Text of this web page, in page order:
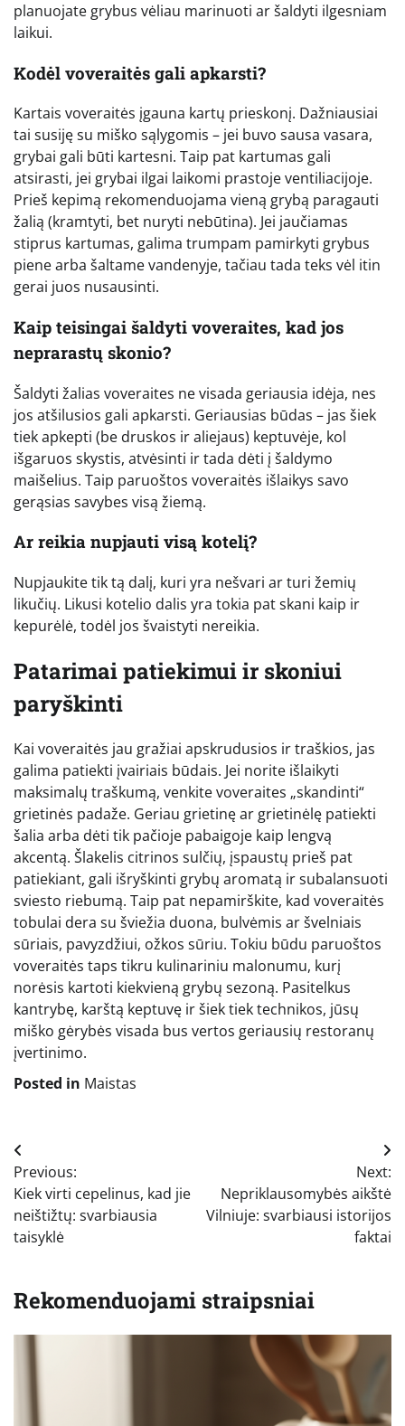
planuojate grybus vėliau marinuoti ar šaldyti ilgesniam
laikui.
Kodėl voveraitės gali apkarsti?
Kartais voveraitės įgauna kartų prieskonį. Dažniausiai
tai susiję su miško sąlygomis – jei buvo sausa vasara,
grybai gali būti kartesni. Taip pat kartumas gali
atsirasti, jei grybai ilgai laikomi prastoje ventiliacijoje.
Prieš kepimą rekomenduojama vieną grybą paragauti
žalią (kramtyti, bet nuryti nebūtina). Jei jaučiamas
stiprus kartumas, galima trumpam pamirkyti grybus
piene arba šaltame vandenyje, tačiau tada teks vėl itin
gerai juos nusausinti.
Kaip teisingai šaldyti voveraites, kad jos
neprarastų skonio?
Šaldyti žalias voveraites ne visada geriausia idėja, nes
jos atšilusios gali apkarsti. Geriausias būdas – jas šiek
tiek apkepti (be druskos ir aliejaus) keptuvėje, kol
išgaruos skystis, atvėsinti ir tada dėti į šaldymo
maišelius. Taip paruoštos voveraitės išlaikys savo
gerąsias savybes visą žiemą.
Ar reikia nupjauti visą kotelį?
Nupjaukite tik tą dalį, kuri yra nešvari ar turi žemių
likučių. Likusi kotelio dalis yra tokia pat skani kaip ir
kepurėlė, todėl jos švaistyti nereikia.
Patarimai patiekimui ir skoniui
paryškinti
Kai voveraitės jau gražiai apskrudusios ir traškios, jas
galima patiekti įvairiais būdais. Jei norite išlaikyti
maksimalų traškumą, venkite voveraites „skandinti“
grietinės padaže. Geriau grietinę ar grietinėlę patiekti
šalia arba dėti tik pačioje pabaigoje kaip lengvą
akcentą. Šlakelis citrinos sulčių, įspaustų prieš pat
patiekiant, gali išryškinti grybų aromatą ir subalansuoti
sviesto riebumą. Taip pat nepamirškite, kad voveraitės
tobulai dera su šviežia duona, bulvėmis ar švelniais
sūriais, pavyzdžiui, ožkos sūriu. Tokiu būdu paruoštos
voveraitės taps tikru kulinariniu malonumu, kurį
norėsis kartoti kiekvieną grybų sezoną. Pasitelkus
kantrybę, karštą keptuvę ir šiek tiek technikos, jūsų
miško gėrybės visada bus vertos geriausių restoranų
įvertinimo.
Posted in Maistas
Navigacija
tarp
įrašų
Previous:
Kiek virti cepelinus, kad jie
neištižtų: svarbiausia
taisyklė
Next:
Nepriklausomybės aikštė
Vilniuje: svarbiausi istorijos
faktai
Rekomenduojami straipsniai